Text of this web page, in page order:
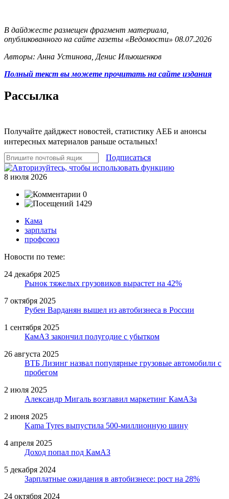
В дайджесте размещен фрагмент материала,
опубликованного на сайте газеты «Ведомости» 08.07.2026
Авторы: Анна Устинова, Денис Ильюшенков
Полный текст вы можете прочитать на сайте издания
Рассылка
Получайте дайджест новостей, статистику АЕБ и анонсы
интересных материалов раньше остальных!
Подписаться
8 июля 2026
0
1429
Кама
зарплаты
профсоюз
Новости по теме:
24 декабря 2025
Рынок тяжелых грузовиков вырастет на 42%
7 октября 2025
Рубен Варданян вышел из автобизнеса в России
1 сентября 2025
КамАЗ закончил полугодие с убытком
26 августа 2025
ВТБ Лизинг назвал популярные грузовые автомобили с
пробегом
2 июля 2025
Александр Мигаль возглавил маркетинг КамАЗа
2 июня 2025
Kama Tyres выпустила 500-миллионную шину
4 апреля 2025
Доход попал под КамАЗ
5 декабря 2024
Зарплатные ожидания в автобизнесе: рост на 28%
24 октября 2024